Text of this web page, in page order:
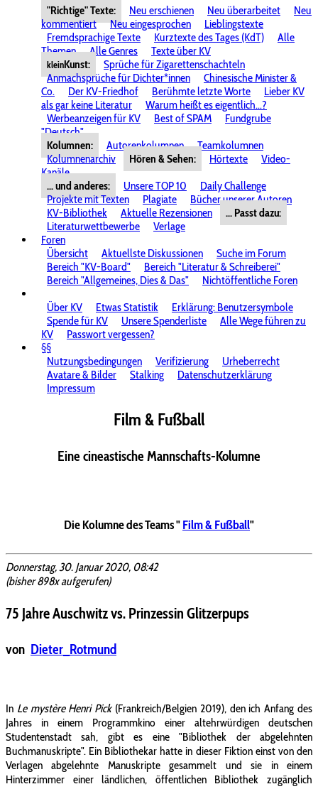
"Richtige" Texte:
Neu erschienen Neu überarbeitet
Neu
kommentiert
Neu eingesprochen
Lieblingstexte
Fremdsprachige Texte
Kurztexte des Tages (KdT)
Alle
Themen
Alle Genres Texte über KV
kleinKunst:
Sprüche für Zigarettenschachteln
Anmachsprüche für Dichter*innen
Chinesische Minister &
Co.
Der KV-Friedhof Berühmte letzte Worte
Lieber KV
als gar keine Literatur
Warum heißt es eigentlich...?
Werbeanzeigen für KV
Best of SPAM
Fundgrube
"Deutsch"
Kolumnen:
Autorenkolumnen
Teamkolumnen
Kolumnenarchiv
Hören & Sehen: Hörtexte
Video-
Kanäle
... und anderes:
Unsere TOP 10
Daily Challenge
Projekte mit Texten
Plagiate
Bücher unserer Autoren
KV-Bibliothek
Aktuelle Rezensionen
... Passt dazu:
Literaturwettbewerbe
Verlage
Foren
Übersicht
Aktuellste Diskussionen
Suche im Forum
Bereich "KV-Board"
Bereich "Literatur & Schreiberei"
Bereich "Allgemeines, Dies & Das"
Nichtöffentliche Foren
Über KV
Etwas Statistik
Erklärung: Benutzersymbole
Spende für KV
Unsere Spenderliste
Alle Wege führen zu
KV
Passwort vergessen?
§§
Nutzungsbedingungen
Verifizierung
Urheberrecht
Avatare & Bilder
Stalking
Datenschutzerklärung
Impressum
Film & Fußball
Eine cineastische Mannschafts-Kolumne
Die Kolumne des Teams "Film & Fußball"
Donnerstag, 30. Januar 2020, 08:42
(bisher 898x aufgerufen)
75 Jahre Auschwitz vs. Prinzessin Glitzerpups
von Dieter_Rotmund
In Le mystère Henri Pick(Frankreich/Belgien 2019), den ich Anfang des
Jahres in einem Programmkino einer altehrwürdigen deutschen
Studentenstadt sah, gibt es eine "Bibliothek der abgelehnten
Buchmanuskripte". Ein Bibliothekar hatte in dieser Fiktion einst von den
Verlagen abgelehnte Manuskripte gesammelt und sie in einem
Hinterzimmer einer ländlichen, öffentlichen Bibliothek zugänglich